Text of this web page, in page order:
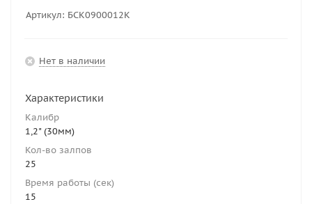
Артикул: БСК0900012К
Нет в наличии
Характеристики
Калибр
1,2" (30мм)
Кол-во залпов
25
Время работы (сек)
15